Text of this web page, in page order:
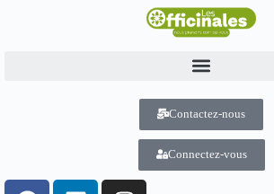
Contactez-nous
Connectez-vous